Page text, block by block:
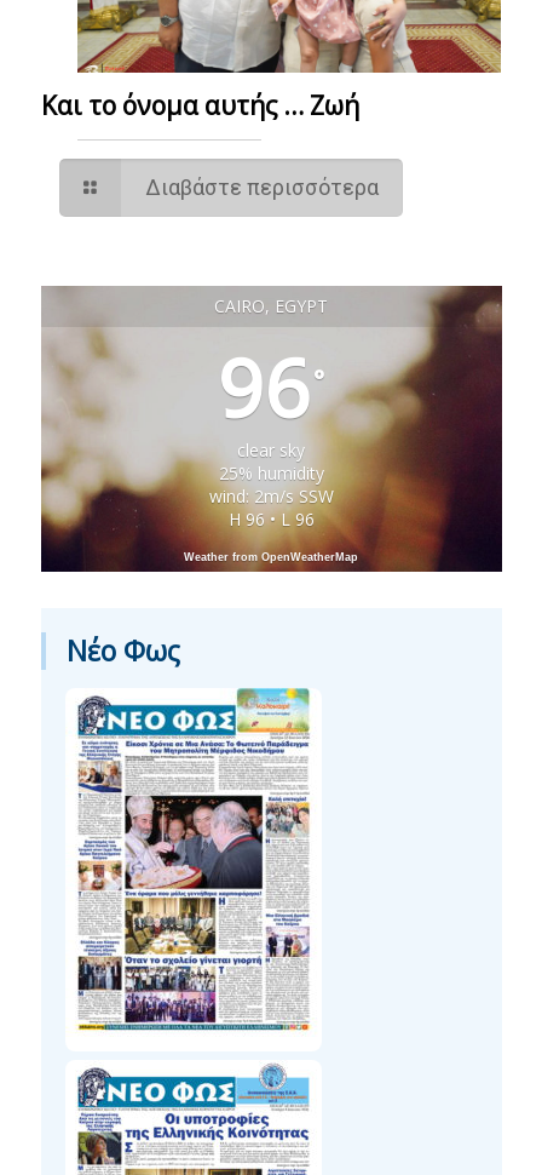
Και το όνομα αυτής … Ζωή
Διαβάστε περισσότερα
CAIRO, EGYPT
96°
clear sky
25% humidity
wind: 2m/s SSW
H 96 • L 96
Weather from OpenWeatherMap
Νέο Φως